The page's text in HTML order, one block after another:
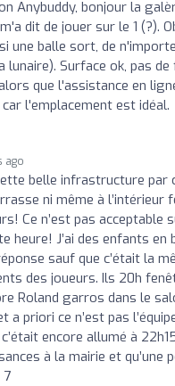
Anybuddy, bonjour la
dit de jouer sur le 1 (?).
une balle sort, de
lunaire). Surface ok, pas
que l'assistance en
l'emplacement est idéal.
ago
belle infrastructure par
ni même à
Ce n’est pas
heure! J’ai des enfants
sauf que c’était la
des joueurs. Ils 20h
Roland garros dans le
a priori ce n’est pas
encore allumé à
à la mairie et
7